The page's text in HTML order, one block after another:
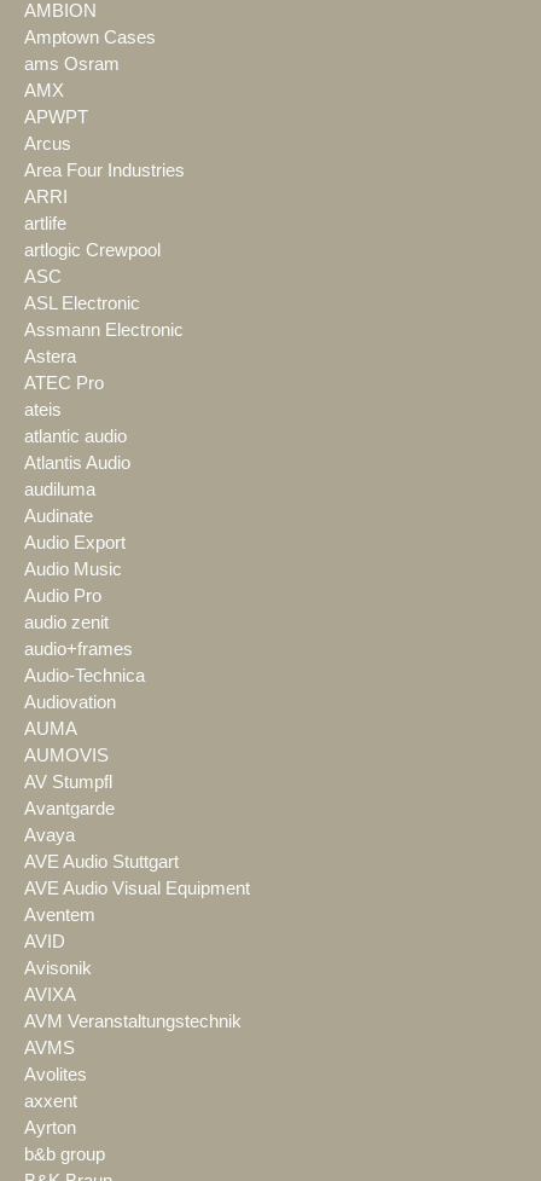
AMBION
Amptown Cases
ams Osram
AMX
APWPT
Arcus
Area Four Industries
ARRI
artlife
artlogic Crewpool
ASC
ASL Electronic
Assmann Electronic
Astera
ATEC Pro
ateis
atlantic audio
Atlantis Audio
audiluma
Audinate
Audio Export
Audio Music
Audio Pro
audio zenit
audio+frames
Audio-Technica
Audiovation
AUMA
AUMOVIS
AV Stumpfl
Avantgarde
Avaya
AVE Audio Stuttgart
AVE Audio Visual Equipment
Aventem
AVID
Avisonik
AVIXA
AVM Veranstaltungstechnik
AVMS
Avolites
axxent
Ayrton
b&b group